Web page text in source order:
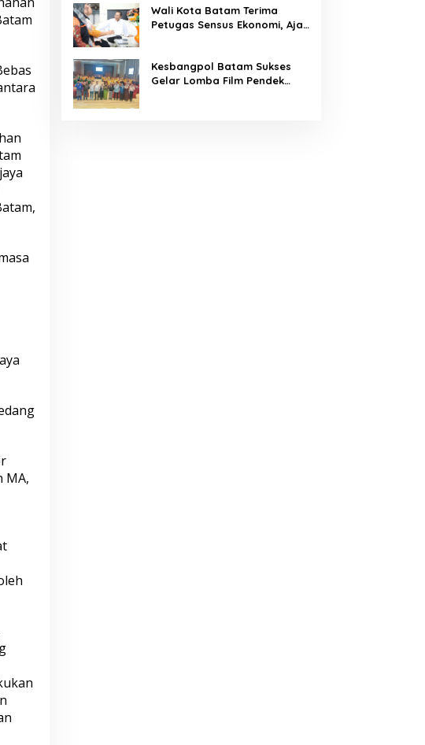
MA,
Wali Kota Batam Terima
Petugas Sensus Ekonomi, Ajak
Kesbangpol Batam Sukses
Gelar Lomba Film Pendek